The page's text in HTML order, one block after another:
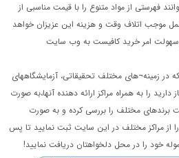
فهرستی از مواد متنوع را با قیمت مناسبی از
موجب اتلاف وقت و هزینه این عزیزان خواهد
امر خرید کافیست به وب سایت
در زمینه¬های مختلف تحقیقاتی، آزمایشگاههای
را به همراه مراکز ارائه دهنده آنها،به صورت
برندهای مختلف را بررسی کرده و به صورت
از مراکز مختلف در این سایت ثبت نمایید تا پس
خود را در محل دلخواهتان دریافت نمایید!